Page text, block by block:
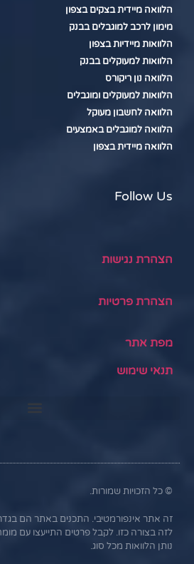
הלוואה מיידית בצקים בצפון
מימון לרכב למוגבלים בבנק
הלוואות מיידיות בצפון
הלוואות למעוקלים בבנק
הלוואה נון ריקורס
הלוואות למעוקלים ומוגבלים
הלוואה לחשבון מעוקל
הלוואה למוגבלים באמצעים
הלוואה מיידית בצפון
Follow Us
הצהרת נגישות
הצהרת פרטיות
מפת אתר
תנאי שימוש
© כל הזכויות שמורות.
זה אתר אינפורמטיבי. התכנים באתר הם
לזה בצורה כזו. לקבל פרטים התייעצו עם
נותן הלוואות מכל סוג.